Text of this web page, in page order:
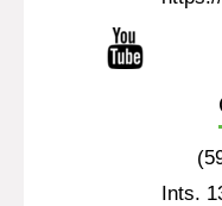
Ints.